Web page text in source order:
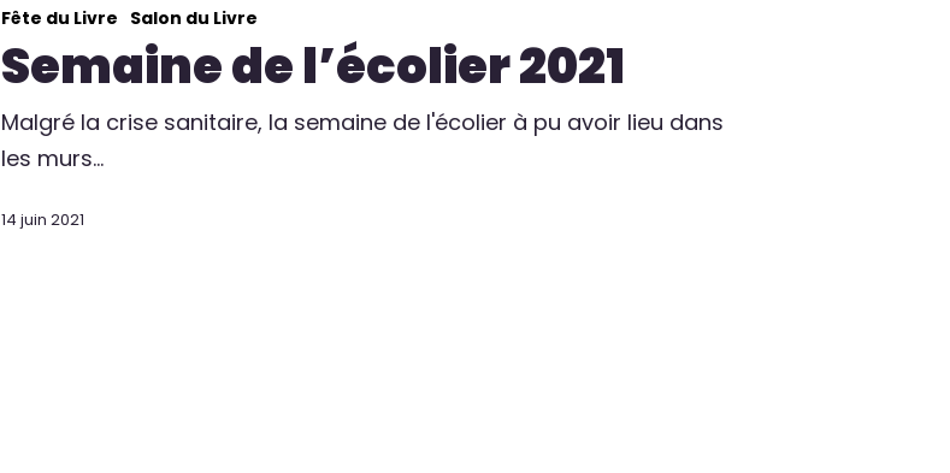
Fête du Livre Salon du Livre
Semaine de l’écolier 2021
Malgré la crise sanitaire, la semaine de l'écolier à pu avoir lieu dans
les murs…
14 juin 2021